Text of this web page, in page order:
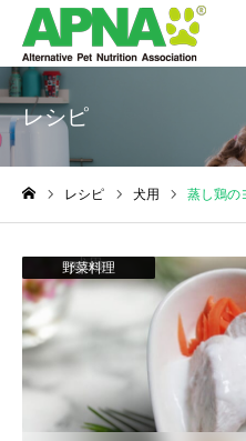
レシピ
レシピ 犬用 蒸し鶏の
犬用
肉料理
野菜料理